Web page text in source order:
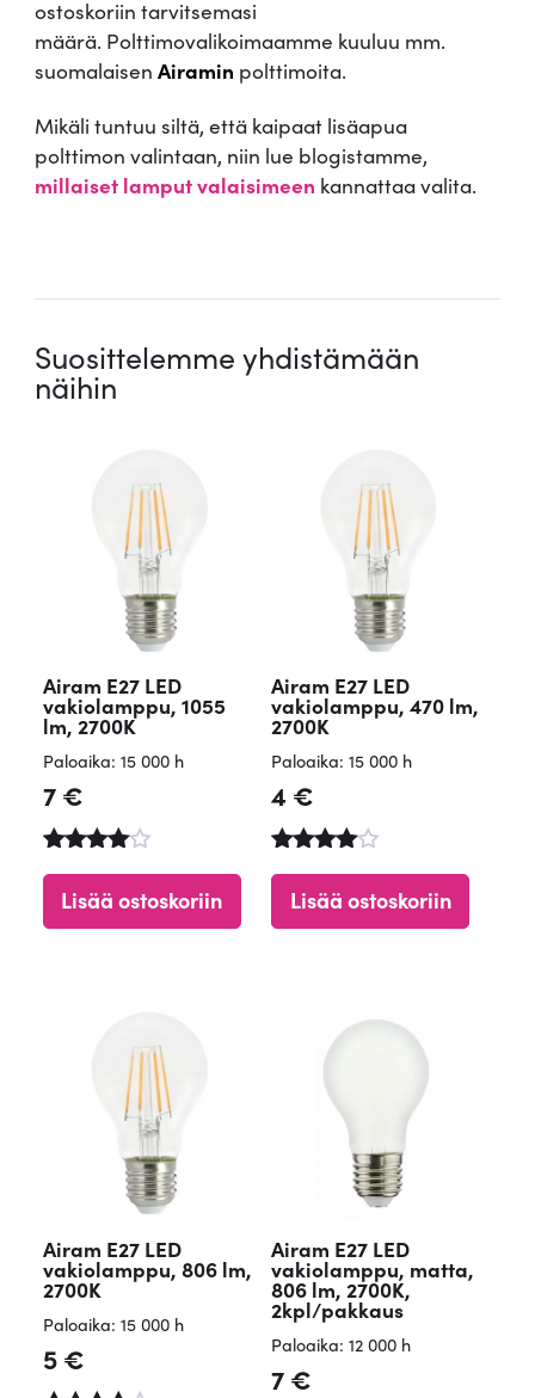
o
n
a
u
m
ä
ostoskoriin tarvitsemasi
määrä. Polttimovalikoimaamme kuuluu mm.
suomalaisen Airamin polttimoita.
Mikäli tuntuu siltä, että kaipaat lisäapua
polttimon valintaan, niin lue blogistamme,
millaiset lamput valaisimeen kannattaa valita.
Suosittelemme yhdistämään
näihin
Airam E27 LED
vakiolamppu, 1055
lm, 2700K
Paloaika: 15 000 h
7€
tuotteesta
4.90
Lisää ostoskoriin
Airam E27 LED
vakiolamppu, 470 lm,
2700K
Paloaika: 15 000 h
4 €
tuotteesta
4.84
Lisää ostoskoriin
Airam E27 LED
vakiolamppu, 806 lm,
2700K
Paloaika: 15 000 h
5€
Airam E27 LED
vakiolamppu, matta,
806 lm, 2700K,
2kpl/pakkaus
Paloaika: 12 000 h
7€